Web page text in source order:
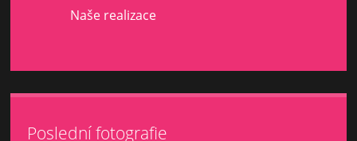
Naše realizace
Poslední fotografie